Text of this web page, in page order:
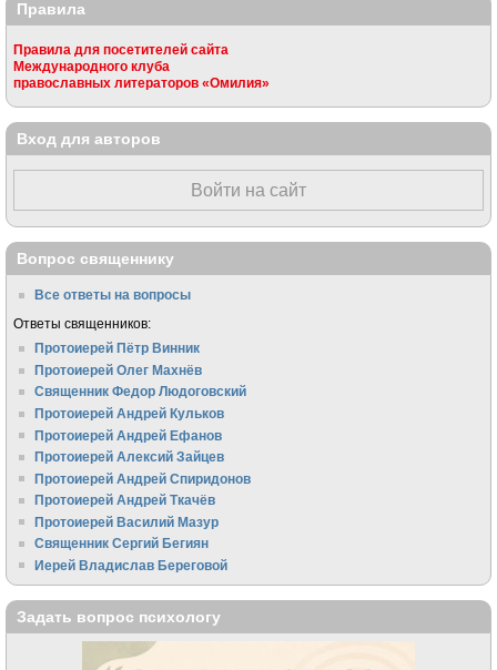
Правила
Правила для посетителей сайта
Международного клуба
православных литераторов «Омилия»
Вход для авторов
Войти на сайт
Вопрос священнику
Все ответы на вопросы
Ответы священников:
Протоиерей Пётр Винник
Протоиерей Олег Махнёв
Священник Федор Людоговский
Протоиерей Андрей Кульков
Протоиерей Андрей Ефанов
Протоиерей Алексий Зайцев
Протоиерей Андрей Спиридонов
Протоиерей Андрей Ткачёв
Протоиерей Василий Мазур
Священник Сергий Бегиян
Иерей Владислав Береговой
Задать вопрос психологу